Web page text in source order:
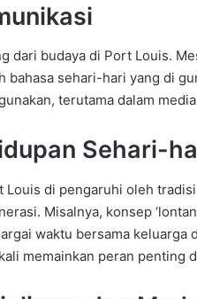
dari budaya di Port Louis.
bahasa sehari-hari yang di
terutama dalam
Sehari-
di pengaruhi oleh
Misalnya, konsep
waktu bersama keluarga
memainkan peran penting